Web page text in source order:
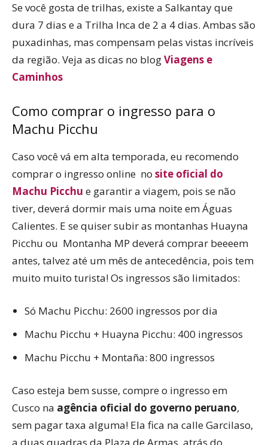
Se você gosta de trilhas, existe a Salkantay que
dura 7 dias e a Trilha Inca de 2 a 4 dias. Ambas são
puxadinhas, mas compensam pelas vistas incríveis
da região. Veja as dicas no blogViagens e
Caminhos
Como comprar o ingresso para o
Machu Picchu
Caso você vá em alta temporada, eu recomendo
comprar o ingresso online no site oficial do
Machu Picchu e garantir a viagem, pois se não
tiver, deverá dormir mais uma noite em Águas
Calientes. E se quiser subir as montanhas Huayna
Picchu ou Montanha MP deverá comprar beeeem
antes, talvez até um mês de antecedência, pois tem
muito muito turista! Os ingressos são limitados:
Só Machu Picchu: 2600 ingressos por dia
Machu Picchu + Huayna Picchu: 400 ingressos
Machu Picchu + Montaña: 800 ingressos
Caso esteja bem susse, compre o ingresso em
Cusco na agência oficial do governo peruano,
sem pagar taxa alguma! Ela fica na calle Garcilaso,